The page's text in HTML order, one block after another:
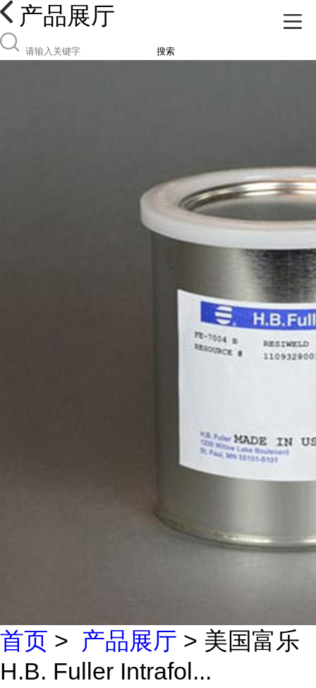
产品展厅
搜索
首页 > 产品展厅 > 美国富乐
H.B. Fuller Intrafol...